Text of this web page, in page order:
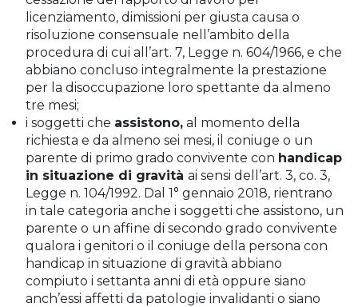
licenziamento, dimissioni per giusta causa o
risoluzione consensuale nell’ambito della
procedura di cui all’art. 7, Legge n. 604/1966, e che
abbiano concluso integralmente la prestazione
per la disoccupazione loro spettante da almeno
tre mesi;
i soggetti che assistono, al momento della
richiesta e da almeno sei mesi, il coniuge o un
parente di primo grado convivente con handicap
in situazione di gravità ai sensi dell’art. 3, co. 3,
Legge n. 104/1992. Dal 1° gennaio 2018, rientrano
in tale categoria anche i soggetti che assistono, un
parente o un affine di secondo grado convivente
qualora i genitori o il coniuge della persona con
handicap in situazione di gravità abbiano
compiuto i settanta anni di età oppure siano
anch’essi affetti da patologie invalidanti o siano